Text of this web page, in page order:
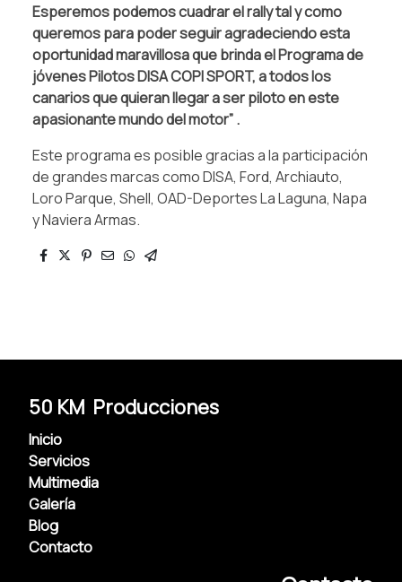
Esperemos podemos cuadrar el rally tal y como
queremos para poder seguir agradeciendo esta
oportunidad maravillosa que brinda el Programa de
jóvenes Pilotos DISA COPI SPORT, a todos los
canarios que quieran llegar a ser piloto en este
apasionante mundo del motor” .
Este programa es posible gracias a la participación
de grandes marcas como DISA, Ford, Archiauto,
Loro Parque, Shell, OAD-Deportes La Laguna, Napa
y Naviera Armas.
50 KM Producciones
Inicio
Servicios
Multimedia
Galería
Blog
Contacto